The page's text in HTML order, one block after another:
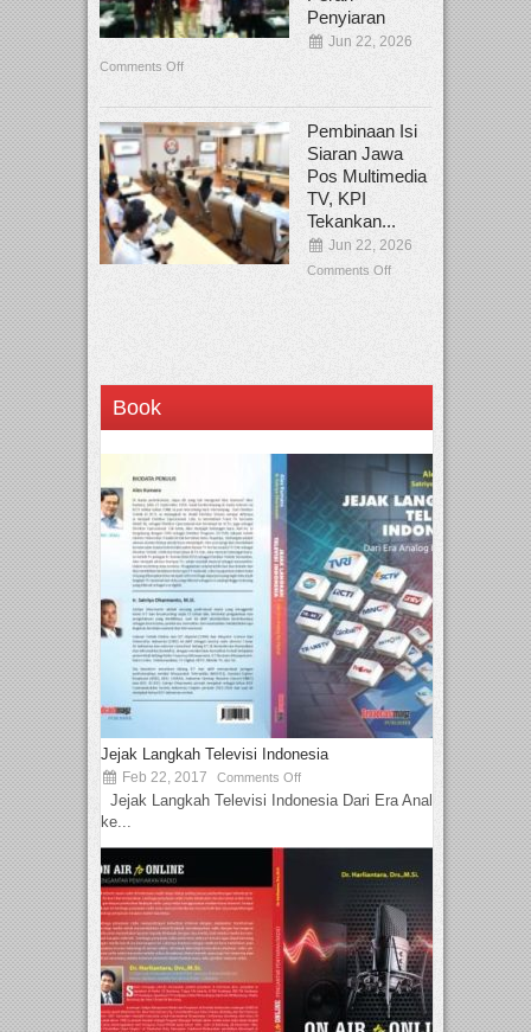
Penyiaran
Jun 22, 2026
Comments Off
Pembinaan Isi
Siaran Jawa
Pos Multimedia
TV, KPI
Tekankan...
Jun 22, 2026
Comments Off
Book
Jejak Langkah Televisi Indonesia
Feb 22, 2017 Comments Off
Jejak Langkah Televisi Indonesia Dari Era Analog
ke...